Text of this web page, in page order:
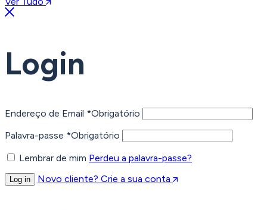
Login
Endereço de Email *Obrigatório
Palavra-passe *Obrigatório
Lembrar de mim Perdeu a palavra-passe?
Log in Novo cliente? Crie a sua conta